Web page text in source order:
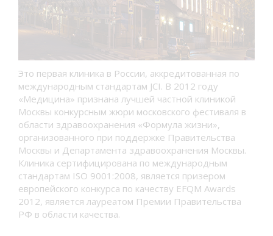
Это первая клиника в России, аккредитованная по
международным стандартам JCI. В 2012 году
«Медицина» признана лучшей частной клиникой
Москвы конкурсным жюри московского фестиваля в
области здравоохранения «Формула жизни»,
организованного при поддержке Правительства
Москвы и Департамента здравоохранения Москвы.
Клиника сертифицирована по международным
стандартам ISO 9001:2008, является призером
европейского конкурса по качеству EFQM Awards
2012, является лауреатом Премии Правительства
РФ в области качества.